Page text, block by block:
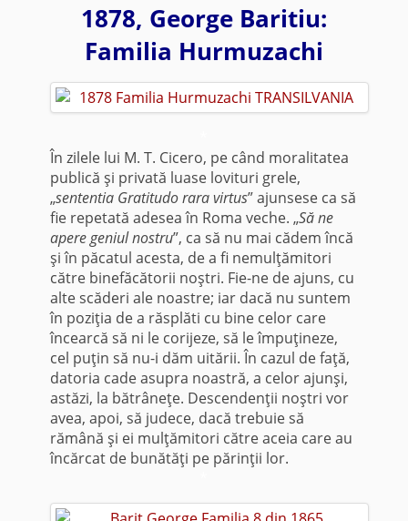
1878, George Baritiu:
Familia Hurmuzachi
În zilele lui M. T. Cicero, pe când mora­litatea
publică şi privată luase lovituri grele,
„sententia Gratitudo rara virtus” ajunsese ca să
fie repetată adesea în Roma veche. „Să ne
apere geniul nostru”, ca să nu mai cădem încă
şi în păcatul acesta, de a fi nemulţămitori
către binefăcătorii noştri. Fie-ne de ajuns, cu
alte scăderi ale noastre; iar dacă nu suntem
în poziţia de a răsplăti cu bine celor care
încearcă să ni le corijeze, să le împuţineze,
cel puţin să nu-i dăm uitării. În cazul de faţă,
datoria cade asupra noastră, a celor ajunşi,
astăzi, la bătrâneţe. Descendenţii noştri vor
avea, apoi, să judece, dacă trebuie să
rămână şi ei mulţămitori către aceia care au
încărcat de bunătăţi pe părinţii lor.